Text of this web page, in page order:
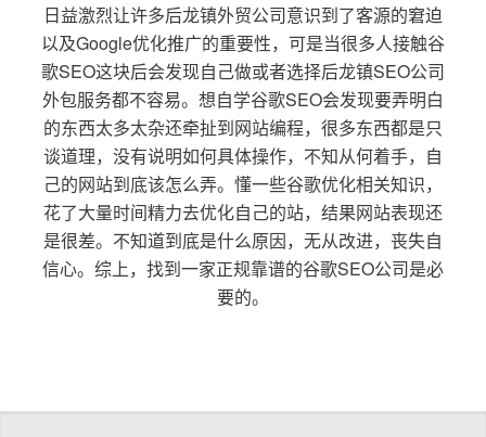
日益激烈让许多后龙镇外贸公司意识到了客源的窘迫
以及Google优化推广的重要性，可是当很多人接触谷
歌SEO这块后会发现自己做或者选择后龙镇SEO公司
外包服务都不容易。想自学谷歌SEO会发现要弄明白
的东西太多太杂还牵扯到网站编程，很多东西都是只
谈道理，没有说明如何具体操作，不知从何着手，自
己的网站到底该怎么弄。懂一些谷歌优化相关知识，
花了大量时间精力去优化自己的站，结果网站表现还
是很差。不知道到底是什么原因，无从改进，丧失自
信心。综上，找到一家正规靠谱的谷歌SEO公司是必
要的。